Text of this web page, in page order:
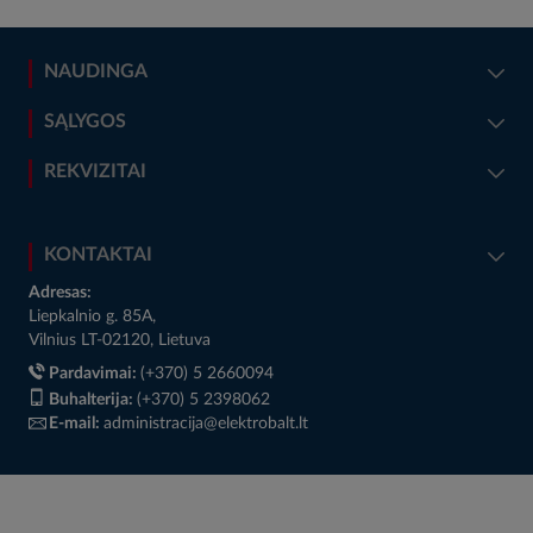
NAUDINGA
SĄLYGOS
REKVIZITAI
KONTAKTAI
Adresas:
Liepkalnio g. 85A,
Vilnius LT-02120, Lietuva
Pardavimai: (+370) 5 2660094
Buhalterija: (+370) 5 2398062
E-mail: administracija@elektrobalt.lt